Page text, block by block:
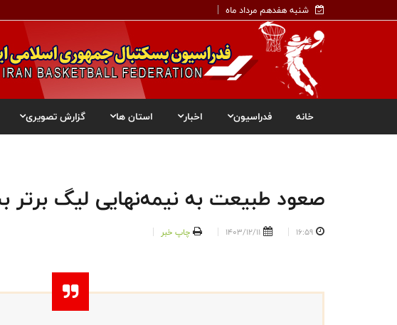
شنبه هفدهم مرداد ماه
خانه فدراسیون اخبار استان ها گزارش تصویری
صعود طبیعت به نیمه‌نهایی لیگ برتر
16:59
1403/12/11 چاپ خبر